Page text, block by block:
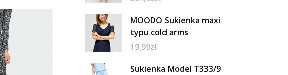
MOODO Sukienka maxi
typu cold arms
19,99zł
Sukienka Model T333/9